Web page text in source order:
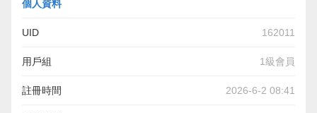
個人資料
UID 162011
用戶組 1級會員
註冊時間 2026-6-2 08:41